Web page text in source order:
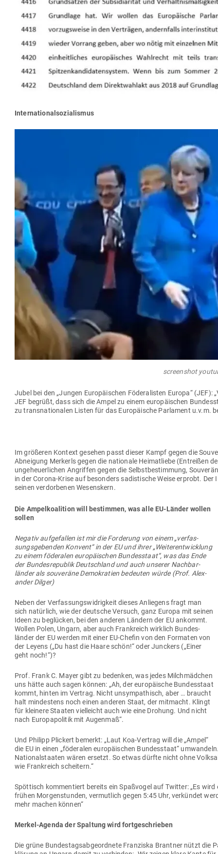
Inter­na­tio­nal­so­zia­lismus
screenshot
Jubel bei den „Jungen Euro­päi­schen Föde­ra­listen Europa“ (JEF):
JEF begrüßt, dass sich die Ampel zu einem euro­päi­schen
zu trans­na­tio­nalen Listen für das Euro­päische Par­lament u.v.m.
Im grö­ßeren Kontext gesehen passt dieser Kampf gegen die
Abneigung Mer­kerls gegen die nationale Hei­mat­liebe (Ent­reißen
unge­heu­er­lichen Angriffen gegen die Selbst­be­stimmung,
in der Corona-Krise auf besonders sadis­tische Weise erprobt.
seinen ver­dor­benen Wesenskern.
Die Ampel­ko­alition will bestimmen, was alle EU-Länder wollen
sollen
Negativ auf­ge­fallen ist mir die For­derung von einem „ver­fas­
sungs­ge­benden Konvent“ in der EU und ihrer „Wei­ter­ent­wicklung
zu einem föde­ralen euro­päi­schen Bun­des­staat“, was das Ende
der Bun­des­re­publik Deutschland und auch unserer Nach­bar­
länder als sou­veräne Demo­kratien bedeuten würde (Prof. Alex­
ander Dilger)
Neben der Ver­fas­sungs­wid­rigkeit dieses Anliegens fragt man
sich natürlich, wie der deutsche Versuch, ganz Europa mit seinen
Ideen zu beglücken, bei den anderen Ländern der EU ankommt.
Wollen Polen, Ungarn, aber auch Frank­reich wirklich Bun­des­
länder der EU werden mit einer EU-Chefin von den For­maten von
der Leyens („Du hast die Haare schön!“ oder Jun­ckers („Einer
geht noch!“)?
Prof. Frank C. Mayer gibt zu bedenken, was jedes Milch­mädchen
uns hätte auch sagen können: „Ah, der euro­päische Bun­des­staat
kommt, hinten im Vertrag. Nicht unsym­pa­thisch, aber … braucht
halt min­destens noch einen anderen Staat, der mit­macht. Klingt
für kleinere Staaten viel­leicht auch wie eine Drohung. Und nicht
nach Euro­pa­po­litik mit Augenmaß“.
Und Philipp Pli­ckert bemerkt: „Laut Koa-Vertrag will die „Ampel“
die EU in einen „föde­ralen euro­päi­schen Bun­des­staat“
Natio­nal­staaten wären ersetzt. So etwas dürfte nicht ohne
wie Frank­reich scheitern.“
Spöt­tisch kom­men­tiert bereits ein Spaß­vogel auf Twitter: „Es
frühen Mor­gen­stunden, ver­mutlich gegen 5:45 Uhr, ver­kündet
mehr machen können“
Merkel-Agenda der Spaltung wird fortgeschrieben
Die grüne Bun­des­tags­ab­ge­ordnete Fran­ziska Brantner nützt die